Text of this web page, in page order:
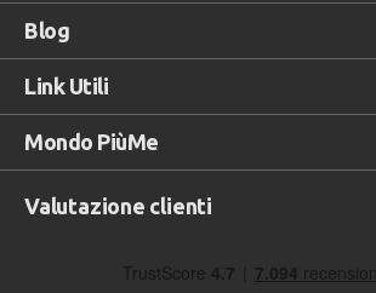
Blog
Link Utili
Mondo PiùMe
Valutazione clienti